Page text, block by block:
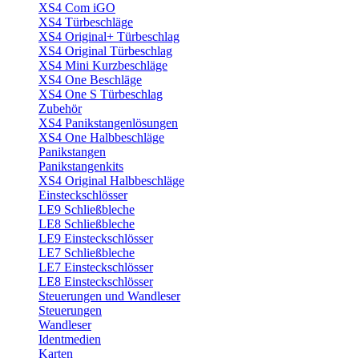
XS4 Com iGO
XS4 Türbeschläge
XS4 Original+ Türbeschlag
XS4 Original Türbeschlag
XS4 Mini Kurzbeschläge
XS4 One Beschläge
XS4 One S Türbeschlag
Zubehör
XS4 Panikstangenlösungen
XS4 One Halbbeschläge
Panikstangen
Panikstangenkits
XS4 Original Halbbeschläge
Einsteckschlösser
LE9 Schließbleche
LE8 Schließbleche
LE9 Einsteckschlösser
LE7 Schließbleche
LE7 Einsteckschlösser
LE8 Einsteckschlösser
Steuerungen und Wandleser
Steuerungen
Wandleser
Identmedien
Karten